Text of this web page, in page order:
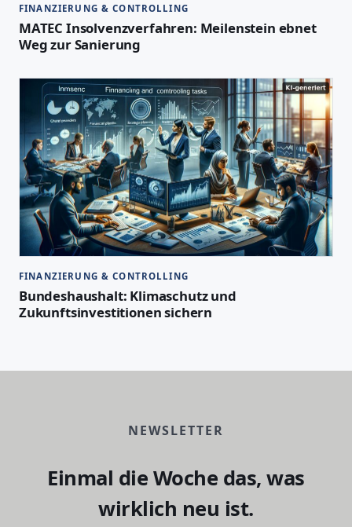
FINANZIERUNG & CONTROLLING
MATEC Insolvenzverfahren: Meilenstein ebnet
Weg zur Sanierung
FINANZIERUNG & CONTROLLING
Bundeshaushalt: Klimaschutz und
Zukunftsinvestitionen sichern
NEWSLETTER
Einmal die Woche das, was
wirklich neu ist.